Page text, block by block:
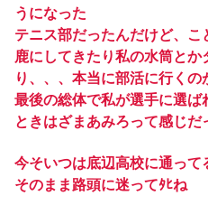
うになった
テニス部だったんだけど、
鹿にしてきたり私の水筒とか
り、、、本当に部活に行くの
最後の総体で私が選手に選
ときはざまあみろって感じだ
今そいつは底辺高校に通って
そのまま路頭に迷ってﾀﾋね